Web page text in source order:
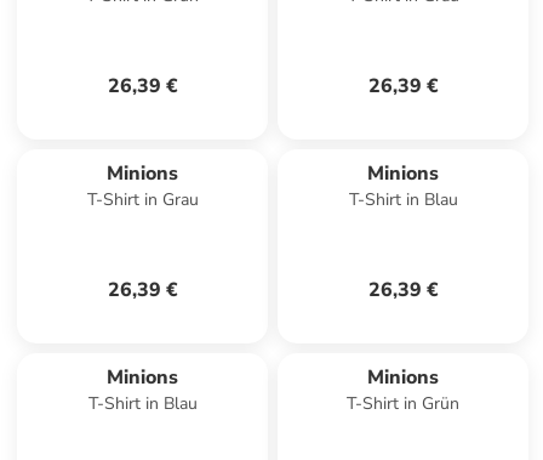
26,39 € 26,39 €
Minions
T-Shirt in Grau
26,39 €
Minions
T-Shirt in Blau
26,39 €
Minions
T-Shirt in Blau
Minions
T-Shirt in Grün